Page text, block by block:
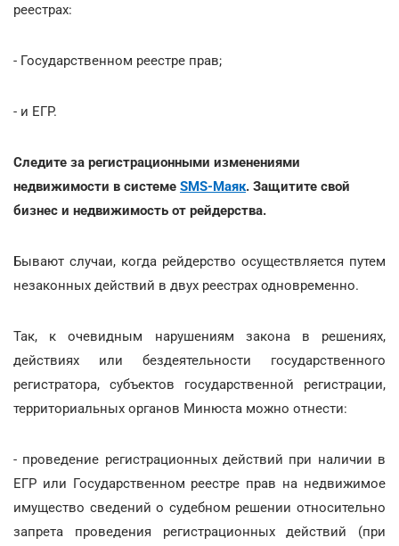
реестрах:
- Государственном реестре прав;
- и ЕГР.
Следите за регистрационными изменениями
недвижимости в системе SMS-Маяк. Защитите свой
бизнес и недвижимость от рейдерства.
Бывают случаи, когда рейдерство осуществляется путем
незаконных действий в двух реестрах одновременно.
Так, к очевидным нарушениям закона в решениях,
действиях или бездеятельности государственного
регистратора, субъектов государственной регистрации,
территориальных органов Минюста можно отнести:
- проведение регистрационных действий при наличии в
ЕГР или Государственном реестре прав на недвижимое
имущество сведений о судебном решении относительно
запрета проведения регистрационных действий (при